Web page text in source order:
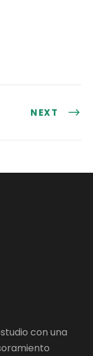
NEXT
con una